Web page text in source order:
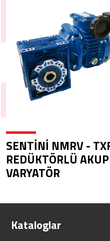
SENTİNİ NMRV -
REDÜKTÖRLÜ
VARYATÖR
Kataloglar